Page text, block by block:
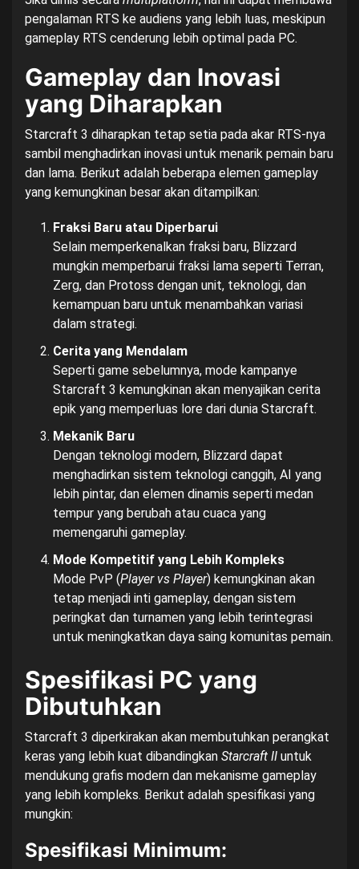
pengalaman RTS ke audiens yang lebih luas, meskipun
gameplay RTS cenderung lebih optimal pada PC.
Gameplay dan Inovasi
yang Diharapkan
Starcraft 3 diharapkan tetap setia pada akar RTS-nya
sambil menghadirkan inovasi untuk menarik pemain baru
dan lama. Berikut adalah beberapa elemen gameplay
yang kemungkinan besar akan ditampilkan:
Fraksi Baru atau Diperbarui
Selain memperkenalkan fraksi baru, Blizzard
mungkin memperbarui fraksi lama seperti Terran,
Zerg, dan Protoss dengan unit, teknologi, dan
kemampuan baru untuk menambahkan variasi
dalam strategi.
Cerita yang Mendalam
Seperti game sebelumnya, mode kampanye
Starcraft 3 kemungkinan akan menyajikan cerita
epik yang memperluas lore dari dunia Starcraft.
Mekanik Baru
Dengan teknologi modern, Blizzard dapat
menghadirkan sistem teknologi canggih, AI yang
lebih pintar, dan elemen dinamis seperti medan
tempur yang berubah atau cuaca yang
memengaruhi gameplay.
Mode Kompetitif yang Lebih Kompleks
Mode PvP (Player vs Player) kemungkinan akan
tetap menjadi inti gameplay, dengan sistem
peringkat dan turnamen yang lebih terintegrasi
untuk meningkatkan daya saing komunitas pemain.
Spesifikasi PC yang
Dibutuhkan
Starcraft 3 diperkirakan akan membutuhkan perangkat
keras yang lebih kuat dibandingkan Starcraft II untuk
mendukung grafis modern dan mekanisme gameplay
yang lebih kompleks. Berikut adalah spesifikasi yang
mungkin:
Spesifikasi Minimum: